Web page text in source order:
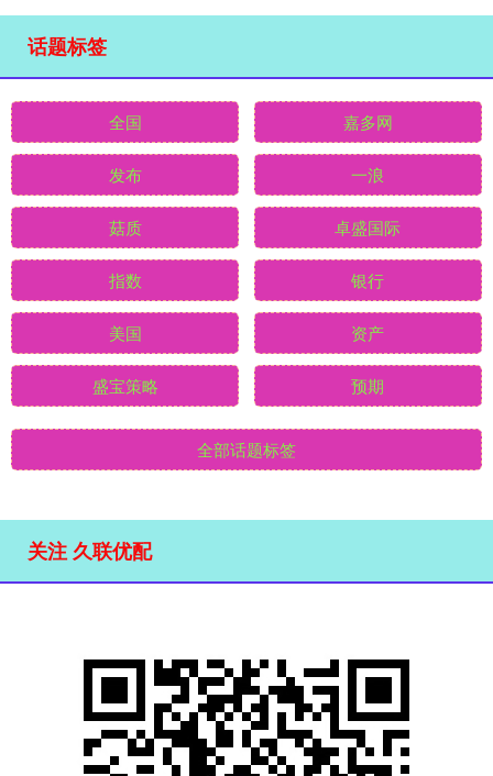
话题标签
全国 嘉多网
发布 一浪
菇质 卓盛国际
指数 银行
美国 资产
盛宝策略 预期
全部话题标签
关注 久联优配